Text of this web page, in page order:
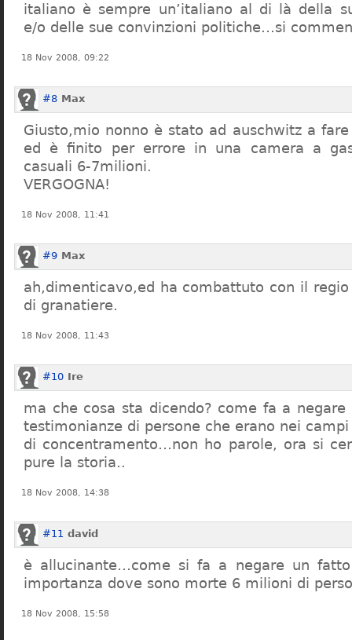
italiano è sempre un’italiano al di là della
e/o delle sue convinzioni politiche…si
18 Nov 2008, 09:22
#8 Max
Giusto,mio nonno è stato ad auschwitz a
ed è finito per errore in una camera a
casuali 6-7milioni.
VERGOGNA!
18 Nov 2008, 11:41
#9 Max
ah,dimenticavo,ed ha combattuto con il
di granatiere.
18 Nov 2008, 11:43
#10 Ire
ma che cosa sta dicendo? come fa a
testimonianze di persone che erano nei campi
di concentramento…non ho parole, ora si
pure la storia..
18 Nov 2008, 14:38
#11 david
è allucinante…come si fa a negare un
importanza dove sono morte 6 milioni di
18 Nov 2008, 15:58